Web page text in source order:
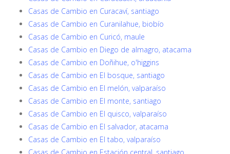
Casas de Cambio en Curacaví, santiago
Casas de Cambio en Curanilahue, biobío
Casas de Cambio en Curicó, maule
Casas de Cambio en Diego de almagro, atacama
Casas de Cambio en Doñihue, o'higgins
Casas de Cambio en El bosque, santiago
Casas de Cambio en El melón, valparaíso
Casas de Cambio en El monte, santiago
Casas de Cambio en El quisco, valparaíso
Casas de Cambio en El salvador, atacama
Casas de Cambio en El tabo, valparaíso